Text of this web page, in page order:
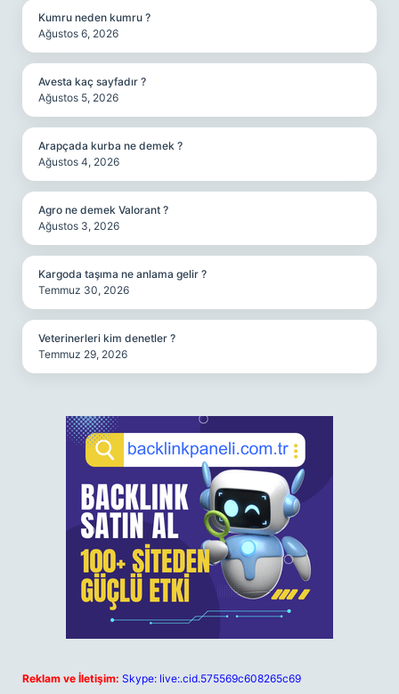
Kumru neden kumru ?
Ağustos 6, 2026
Avesta kaç sayfadır ?
Ağustos 5, 2026
Arapçada kurba ne demek ?
Ağustos 4, 2026
Agro ne demek Valorant ?
Ağustos 3, 2026
Kargoda taşıma ne anlama gelir ?
Temmuz 30, 2026
Veterinerleri kim denetler ?
Temmuz 29, 2026
Reklam ve İletişim: Skype: live:.cid.575569c608265c69